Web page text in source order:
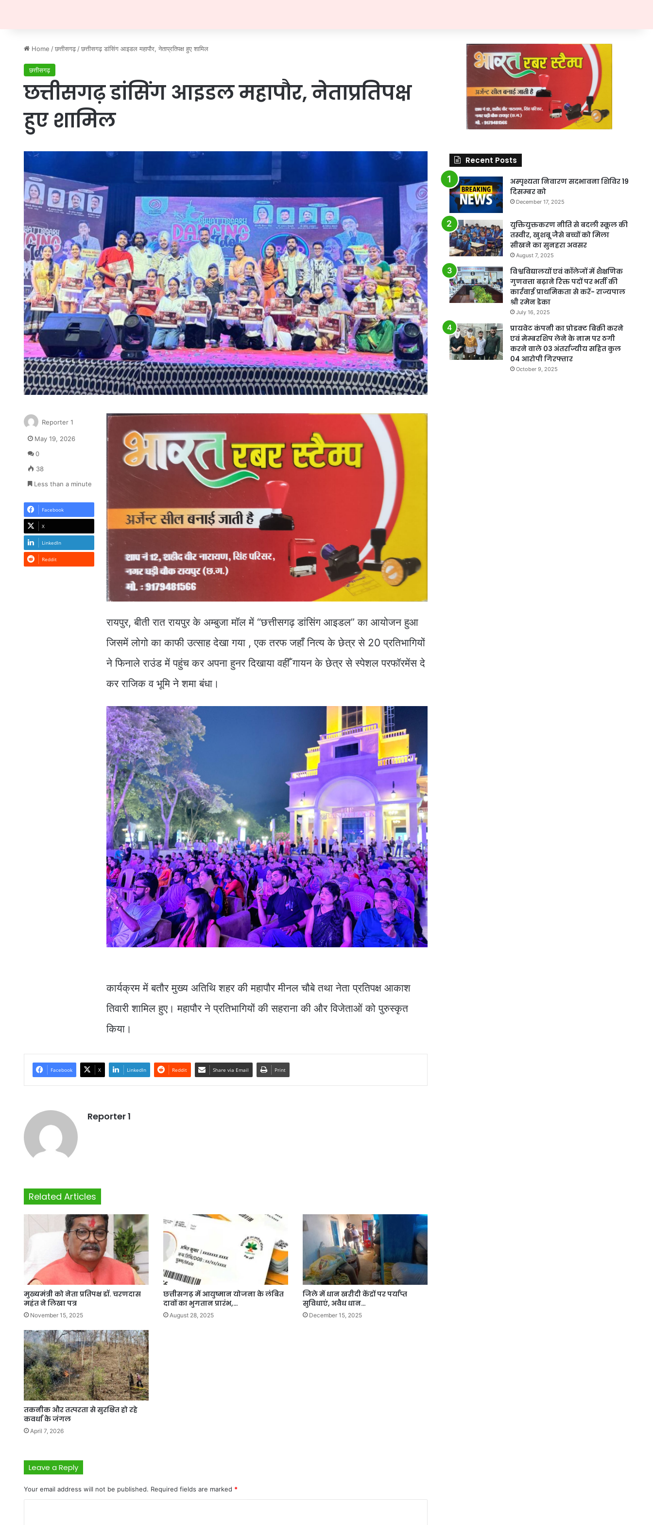
Home / छत्तीसगढ़ / छत्तीसगढ़ डांसिंग आइडल महापौर, नेताप्रतिपक्ष हुए शामिल
छत्तीसगढ़
छत्तीसगढ़ डांसिंग आइडल महापौर, नेताप्रतिपक्ष
हुए शामिल
रायपुर, बीती रात रायपुर के अम्बुजा मॉल में “छत्तीसगढ़ डांसिंग आइडल” का आयोजन हुआ
जिसमें लोगो का काफी उत्साह देखा गया , एक तरफ जहाँ नित्य के छेत्र से 20 प्रतिभागियों
ने फिनाले राउंड में पहुंच कर अपना हुनर दिखाया वहीँ गायन के छेत्र से स्पेशल परफॉरमेंस दे
कर राजिक व भूमि ने शमा बंधा।
कार्यक्रम में बतौर मुख्य अतिथि शहर की महापौर मीनल चौबे तथा नेता प्रतिपक्ष आकाश
तिवारी शामिल हुए। महापौर ने प्रतिभागियों की सहराना की और विजेताओं को पुरुस्कृत
किया।
Reporter 1
May 19, 2026
0
38
Less than a minute
Facebook
X
LinkedIn
Reddit
Facebook X LinkedIn Reddit Share via Email Print
Reporter 1
Related Articles
मुख्यमंत्री को नेता प्रतिपक्ष डॉ. चरणदास
महंत ने लिखा पत्र
November 15, 2025
छत्तीसगढ़ में आयुष्मान योजना के लंबित
दावों का भुगतान प्रारंभ,…
August 28, 2025
जिले में धान खरीदी केंद्रों पर पर्याप्त
सुविधाएं, अवैध धान…
December 15, 2025
तकनीक और तत्परता से सुरक्षित हो रहे
कवर्धा के जंगल
April 7, 2026
Leave a Reply
Your email address will not be published. Required fields are marked *
Recent Posts
अस्पृश्यता निवारण सदभावना शिविर 19
दिसम्बर को
December 17, 2025
युक्तियुक्तकरण नीति से बदली स्कूल की
तस्वीर, खुशबू जैसे बच्चों को मिला
सीखने का सुनहरा अवसर
August 7, 2025
विश्वविद्यालयों एवं कॉलेजों में शैक्षणिक
गुणवत्ता बढ़ाने रिक्त पदों पर भर्ती की
कार्रवाई प्राथमिकता से करें- राज्यपाल
श्री रमेन डेका
July 16, 2025
प्रायवेट कंपनी का प्रोडक्ट बिक्री करने
एवं मेम्बरशिप लेने के नाम पर ठगी
करने वाले 03 अंतर्राज्यीय सहित कुल
04 आरोपी गिरफ्तार
October 9, 2025